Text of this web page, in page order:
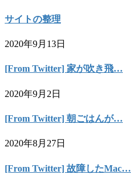
サイトの整理
2020年9月13日
[From Twitter] 家が吹き飛…
2020年9月2日
[From Twitter] 朝ごはんが…
2020年8月27日
[From Twitter] 故障したMac…